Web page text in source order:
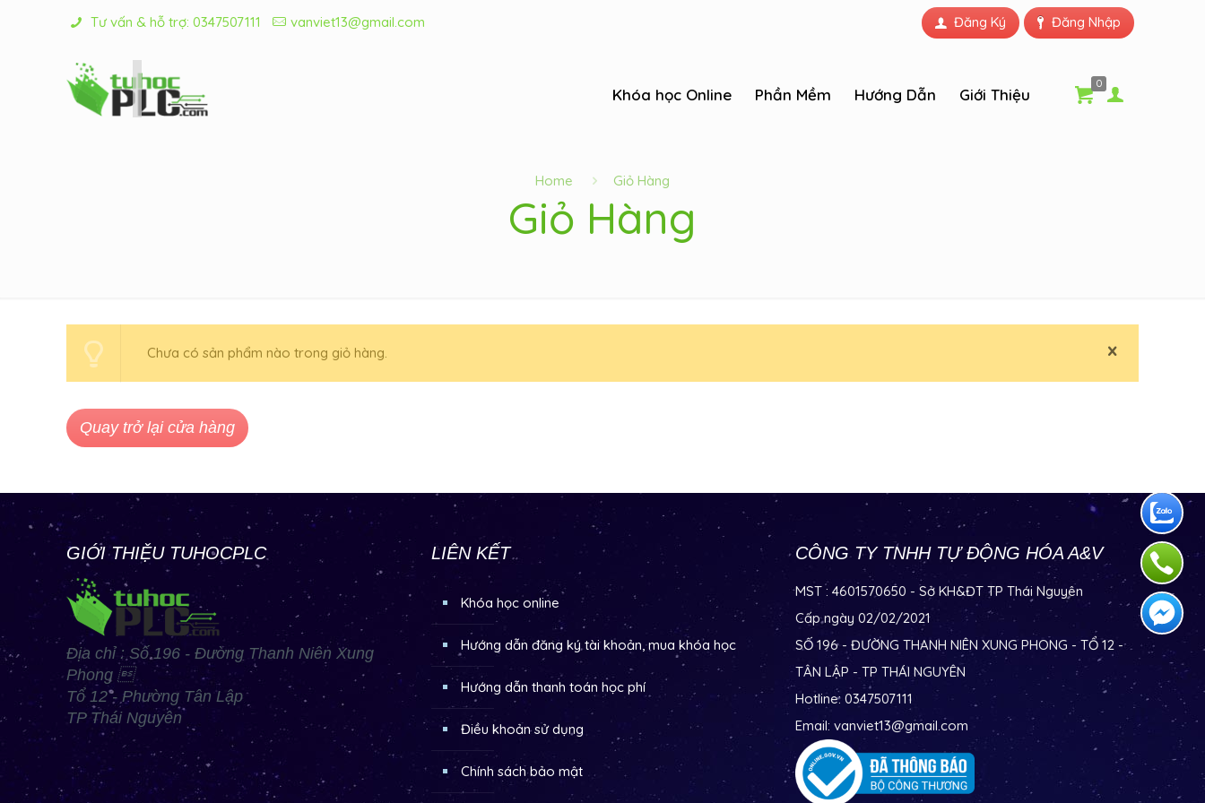
Tư vấn & hỗ trợ:0347507111 vanviet13@gmail.com Đăng Nhập
Đăng Ký
Khóa học Online Phần Mềm Hướng Dẫn Giới Thiệu
0
Home Giỏ Hàng
Giỏ Hàng
Chưa có sản phẩm nào trong giỏ hàng.
Quay trở lại cửa hàng
GIỚI THIỆU TUHOCPLC
Địa chỉ : Số 196 - Đường Thanh Niên Xung
Phong 
Tổ 12 - Phường Tân Lập
TP Thái Nguyên
LIÊN KẾT
Khóa học online
Hướng dẫn đăng ký tài khoản, mua khóa học
Hướng dẫn thanh toán học phí
Điều khoản sử dụng
Chính sách bảo mật
CÔNG TY TNHH TỰ ĐỘNG HÓA A&V
MST : 4601570650 - Sở KH&ĐT TP Thái Nguyên
Cấp ngày 02/02/2021
SỐ 196 - ĐƯỜNG THANH NIÊN XUNG PHONG - TỔ 12 -
TÂN LẬP - TP THÁI NGUYÊN
Hotline: 0347507111
Email: vanviet13@gmail.com